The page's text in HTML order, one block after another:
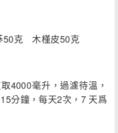
克 木槿皮50克
4000毫升，過濾待溫，
分鐘，每天2次，7 天爲